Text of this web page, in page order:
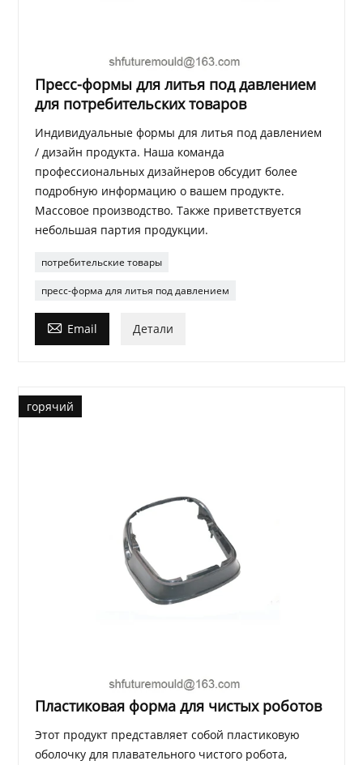
Пресс-формы для литья под давлением
для потребительских товаров
Индивидуальные формы для литья под давлением
/ дизайн продукта. Наша команда
профессиональных дизайнеров обсудит более
подробную информацию о вашем продукте.
Массовое производство. Также приветствуется
небольшая партия продукции.
потребительские товары
пресс-форма для литья под давлением
 Email Детали
горячий
Пластиковая форма для чистых роботов
Этот продукт представляет собой пластиковую
оболочку для плавательного чистого робота,